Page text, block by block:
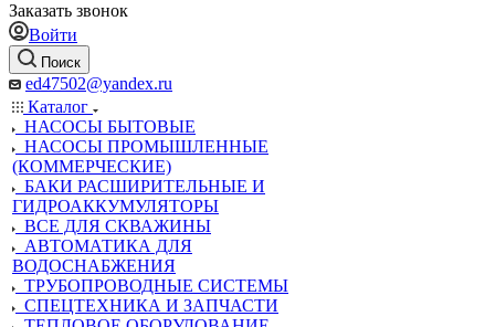
Заказать звонок
Войти
Поиск
ed47502@yandex.ru
Каталог
НАСОСЫ БЫТОВЫЕ
НАСОСЫ ПРОМЫШЛЕННЫЕ
(КОММЕРЧЕСКИЕ)
БАКИ РАСШИРИТЕЛЬНЫЕ И
ГИДРОАККУМУЛЯТОРЫ
ВСЕ ДЛЯ СКВАЖИНЫ
АВТОМАТИКА ДЛЯ
ВОДОСНАБЖЕНИЯ
ТРУБОПРОВОДНЫЕ СИСТЕМЫ
СПЕЦТЕХНИКА И ЗАПЧАСТИ